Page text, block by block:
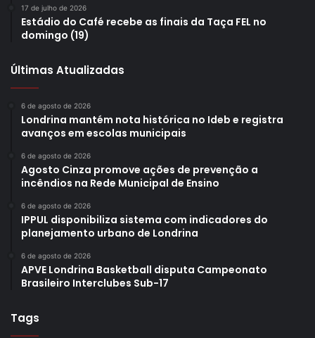
17 de julho de 2026
Estádio do Café recebe as finais da Taça FEL no
domingo (19)
Últimas Atualizadas
6 de agosto de 2026
Londrina mantém nota histórica no Ideb e registra
avanços em escolas municipais
6 de agosto de 2026
Agosto Cinza promove ações de prevenção a
incêndios na Rede Municipal de Ensino
6 de agosto de 2026
IPPUL disponibiliza sistema com indicadores do
planejamento urbano de Londrina
6 de agosto de 2026
APVE Londrina Basketball disputa Campeonato
Brasileiro Interclubes Sub-17
Tags